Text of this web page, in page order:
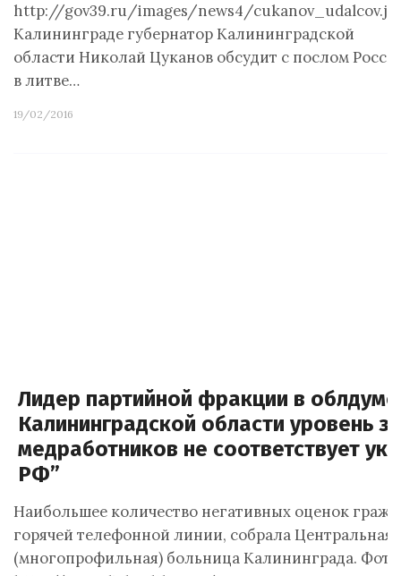
http://gov39.ru/images/news4/
Калининграде губернатор Калининградской
области Николай Цуканов обсудит с послом
в литве…
19/02/2016
Лидер партийной фракции в
Калининградской области уровень
медработников не соответствует
РФ”
Наибольшее количество негативных оценок
горячей телефонной линии, собрала Центральная
(многопрофильная) больница Калининграда.